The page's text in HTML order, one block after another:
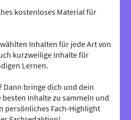
kostenloses Material für
Inhalten für jede Art von
kurzweilige Inhalte für
Lernen.
Dann bringe dich und dein
Inhalte zu sammeln und
persönliches Fach-Highlight